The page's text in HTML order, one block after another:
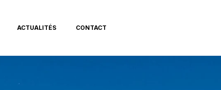
ACTUALITÉS CONTACT